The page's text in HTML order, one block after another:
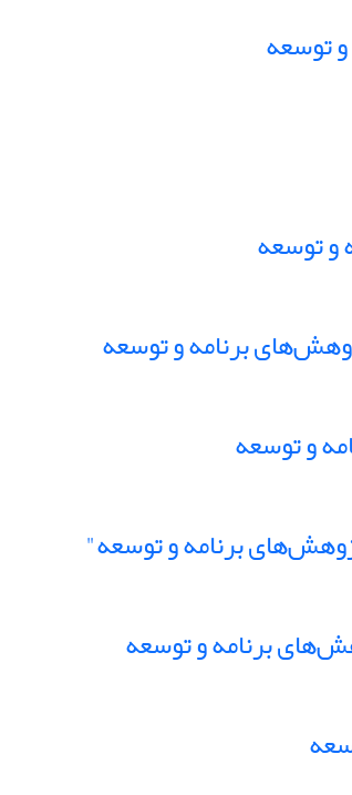
توسعه
و توسعه
برنامه و توسعه
و توسعه
برنامه و توسعه"
برنامه و توسعه